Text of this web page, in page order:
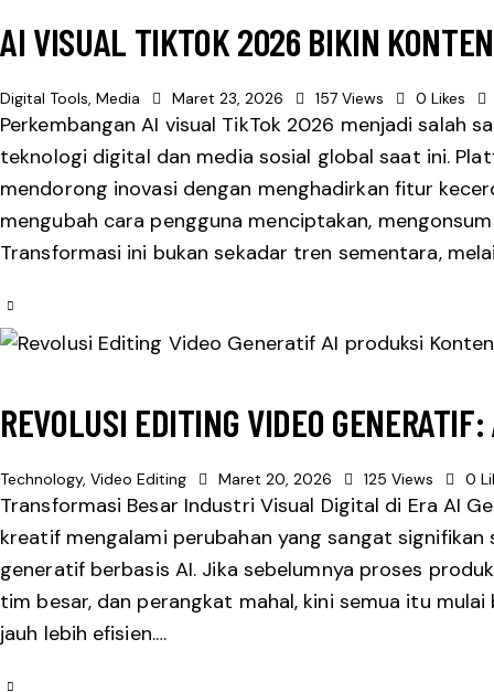
AI VISUAL TIKTOK 2026 BIKIN
Digital Tools, Media Maret 23, 2026 157 Views 0 Likes
Perkembangan AI visual TikTok 2026 menjadi salah
teknologi digital dan media sosial global saat ini.
mendorong inovasi dengan menghadirkan fitur
mengubah cara pengguna menciptakan,
Transformasi ini bukan sekadar tren sementara,
REVOLUSI EDITING VIDEO
Technology, Video Editing Maret 20, 2026 125 Views 0
Transformasi Besar Industri Visual Digital di Era AI
kreatif mengalami perubahan yang sangat
generatif berbasis AI. Jika sebelumnya proses
tim besar, dan perangkat mahal, kini semua itu
jauh lebih efisien.…